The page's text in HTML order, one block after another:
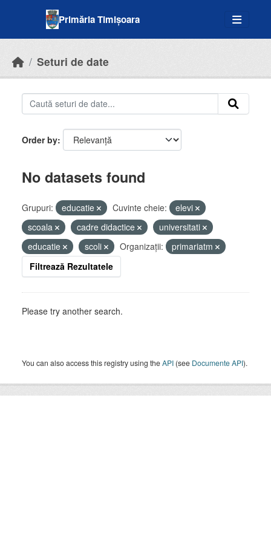
Primăria Timișoara
Seturi de date
Order by
No datasets found
Grupuri: educatie Cuvinte cheie:
elevi
scoala
cadre didactice
universitati
educatie
scoli Organizații:
primariatm
Filtrează Rezultatele
Please try another search.
You can also access this registry using theAPI (see Documente API).